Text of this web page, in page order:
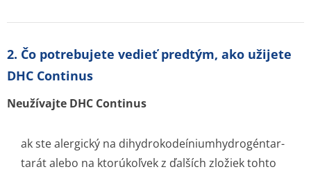
2. Čo potrebujete vedieť predtým, ako užijete
DHC Continus
Neužívajte DHC Continus
ak ste alergický na dihydrokodeíni­umhydrogéntar­
tarát alebo na ktorúkoľvek z ďalších zložiek tohto